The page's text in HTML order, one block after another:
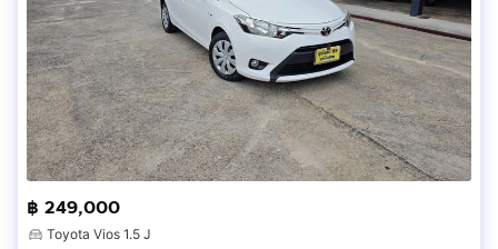
฿ 249,000
Toyota Vios 1.5 J